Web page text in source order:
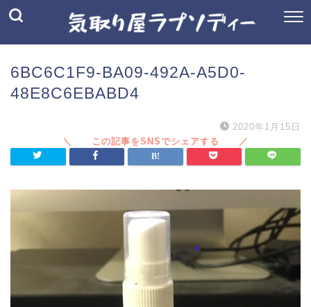
6BC6C1F9-BA09-492A-A5D0-
48E8C6EBABD4
2020年1月15日